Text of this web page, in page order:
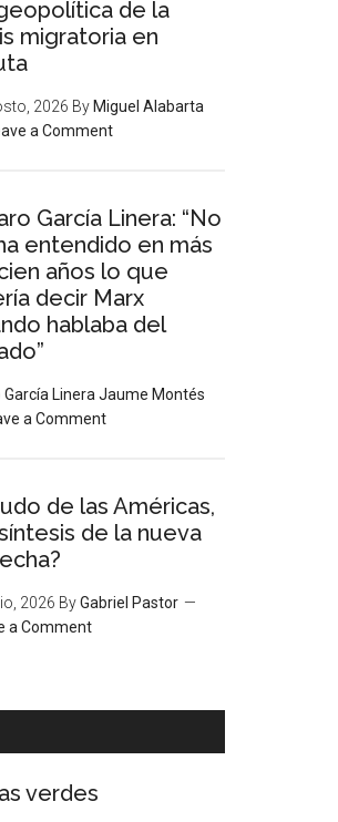
de la
migratoria en
2026 By Miguel Alabarta
a Comment
García Linera: “No
entendido en más
años lo que
decir Marx
hablaba del
García Linera Jaume Montés
a Comment
de las Américas,
de la nueva
2026 ByGabriel Pastor
a Comment
verdes